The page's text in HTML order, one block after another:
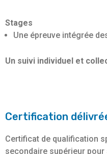
Stages
Une épreuve intégrée
Un suivi individuel et
Certification
Certificat de qualification
secondaire supérieur pour